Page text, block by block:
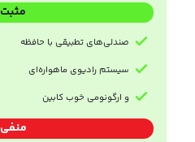
مثبت
صندلی‌های تطبیقی با حافظه
سیستم رادیوی ماهواره‌ای
و ارگونومی خوب کابین
منفی